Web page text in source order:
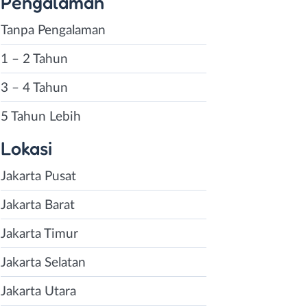
Tanpa Pengalaman
1 – 2 Tahun
3 – 4 Tahun
5 Tahun Lebih
Lokasi
Jakarta Pusat
Jakarta Barat
Jakarta Timur
Jakarta Selatan
Jakarta Utara